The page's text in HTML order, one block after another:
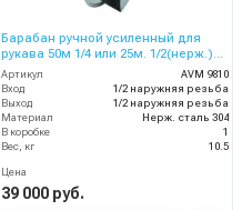
Барабан ручной усиленный для
рукава 50м 1/4 или 25м. 1/2(нерж.)
1/2ш.1/2ш. 200 бар.
Артикул
AVM 9810
Вход
1/2 наружняя резьба
Выход
1/2 наружняя резьба
Материал
Нерж. сталь 304
В коробке
1
Вес, кг
10.5
Цена
39 000 руб.